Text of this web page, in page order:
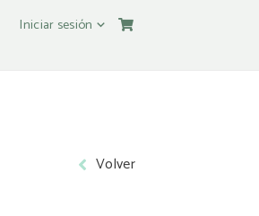
Iniciar sesión
Volver